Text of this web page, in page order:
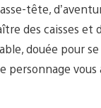
tête,
des caisses
douée pour
personnage